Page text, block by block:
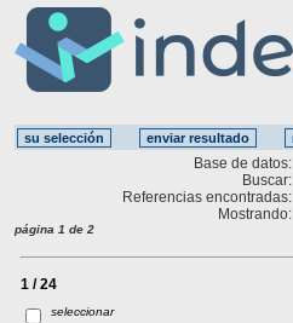
Base de datos:
Buscar:
Referencias encontradas:
Mostrando:
página 1 de 2
1 / 24
seleccionar